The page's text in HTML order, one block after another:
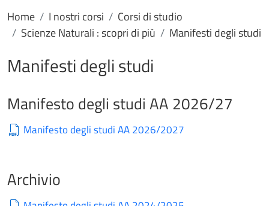
Home I nostri corsi
Corsi di studio
Scienze Naturali : scopri di più
Manifesti degli studi
Manifesti degli studi
Manifesto degli studi AA 2026/27
Manifesto degli studi AA 2026/2027
Archivio